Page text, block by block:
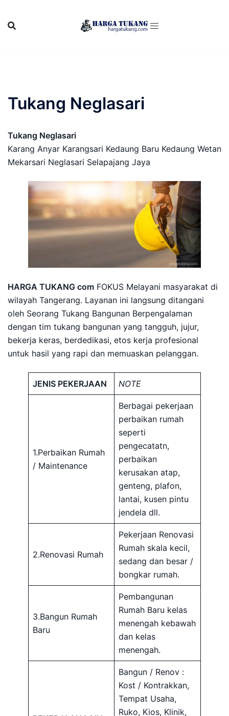
content
Tukang Neglasari
Tukang Neglasari
Karang Anyar Karangsari Kedaung Baru Kedaung Wetan
Mekarsari Neglasari Selapajang Jaya
HARGA TUKANG com FOKUS Melayani masyarakat di
wilayah Tangerang. Layanan ini langsung ditangani
oleh Seorang Tukang Bangunan Berpengalaman
dengan tim tukang bangunan yang tangguh, jujur,
bekerja keras, berdedikasi, etos kerja profesional
untuk hasil yang rapi dan memuaskan pelanggan.
JENIS PEKERJAAN NOTE
1.Perbaikan Rumah
/ Maintenance
Berbagai pekerjaan
perbaikan rumah
seperti
pengecatatn,
perbaikan
kerusakan atap,
genteng, plafon,
lantai, kusen pintu
jendela dll.
2.Renovasi Rumah
Pekerjaan Renovasi
Rumah skala kecil,
sedang dan besar /
bongkar rumah.
3.Bangun Rumah
Baru
Pembangunan
Rumah Baru kelas
menengah kebawah
dan kelas
menengah.
Bangun / Renov :
Kost / Kontrakkan,
Tempat Usaha,
Ruko, Kios, Klinik,